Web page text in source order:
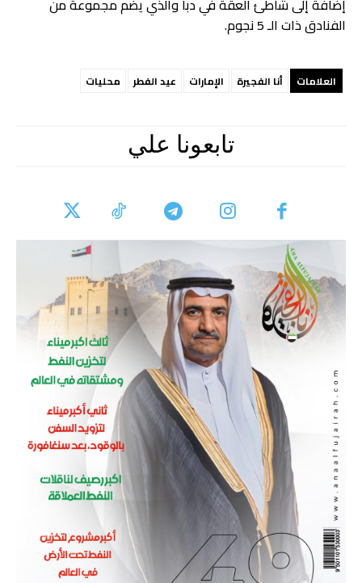
إضافة إلى شاطئ العقة في دبا والذي يضم مجموعة من
الفنادق ذات الـ 5 نجوم.
العلامات أنا الفجيرة الإمارات عيد الفطر محليات
تابعونا علي